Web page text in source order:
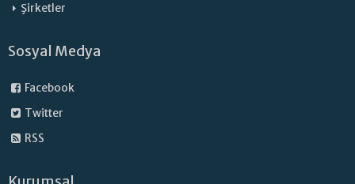
Şirketler
Sosyal Medya
Facebook
Twitter
RSS